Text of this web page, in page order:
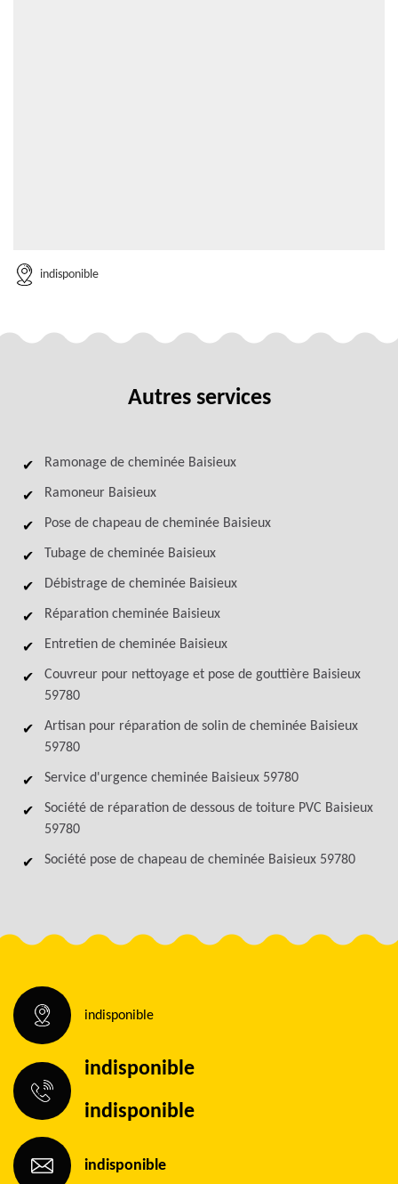
indisponible
Autres services
Ramonage de cheminée Baisieux
Ramoneur Baisieux
Pose de chapeau de cheminée Baisieux
Tubage de cheminée Baisieux
Débistrage de cheminée Baisieux
Réparation cheminée Baisieux
Entretien de cheminée Baisieux
Couvreur pour nettoyage et pose de gouttière Baisieux
59780
Artisan pour réparation de solin de cheminée Baisieux
59780
Service d'urgence cheminée Baisieux 59780
Société de réparation de dessous de toiture PVC Baisieux
59780
Société pose de chapeau de cheminée Baisieux 59780
indisponible
indisponible
indisponible
indisponible